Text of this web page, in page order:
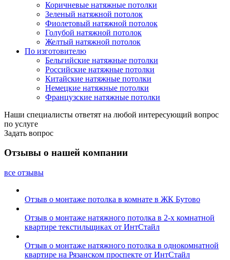
Коричневые натяжные потолки
Зеленый натяжной потолок
Фиолетовый натяжной потолок
Голубой натяжной потолок
Желтый натяжной потолок
По изготовителю
Бельгийские натяжные потолки
Российские натяжные потолки
Китайские натяжные потолки
Немецкие натяжные потолки
Французские натяжные потолки
Наши специалисты ответят на любой интересующий вопрос
по услуге
Задать вопрос
Отзывы о нашей компании
все отзывы
Отзыв о монтаже потолка в комнате в ЖК Бутово
Отзыв о монтаже натяжного потолка в 2-х комнатной
квартире текстильщиках от ИнтСтайл
Отзыв о монтаже натяжного потолка в однокомнатной
квартире на Рязанском проспекте от ИнтСтайл